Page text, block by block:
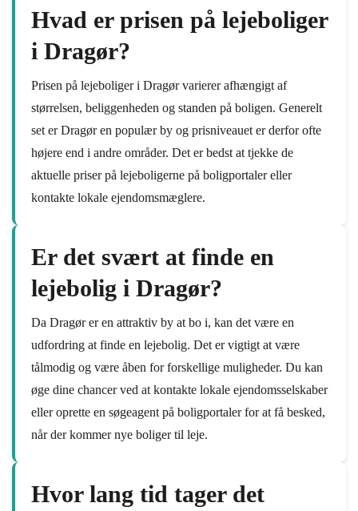
Hvad er prisen på lejeboliger
i Dragør?
Prisen på lejeboliger i Dragør varierer afhængigt af
størrelsen, beliggenheden og standen på boligen. Generelt
set er Dragør en populær by og prisniveauet er derfor ofte
højere end i andre områder. Det er bedst at tjekke de
aktuelle priser på lejeboligerne på boligportaler eller
kontakte lokale ejendomsmæglere.
Er det svært at finde en
lejebolig i Dragør?
Da Dragør er en attraktiv by at bo i, kan det være en
udfordring at finde en lejebolig. Det er vigtigt at være
tålmodig og være åben for forskellige muligheder. Du kan
øge dine chancer ved at kontakte lokale ejendomsselskaber
eller oprette en søgeagent på boligportaler for at få besked,
når der kommer nye boliger til leje.
Hvor lang tid tager det